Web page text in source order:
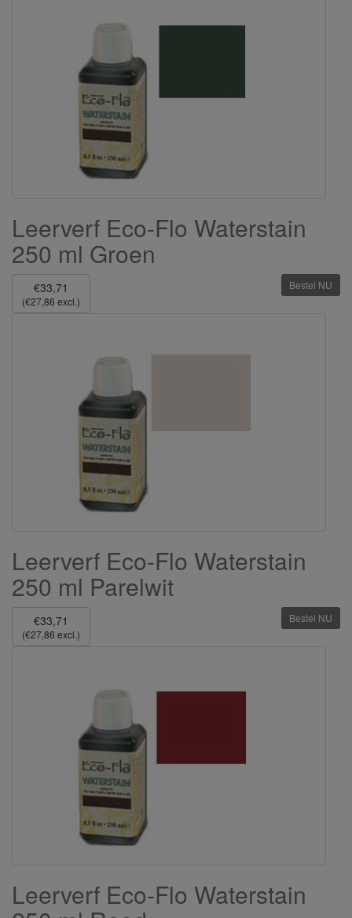
Leerverf Eco-Flo Waterstain
250 ml Groen
€33,71
(€27,86 excl.)
Bestel NU
Leerverf Eco-Flo Waterstain
250 ml Parelwit
€33,71
(€27,86 excl.)
Bestel NU
Leerverf Eco-Flo Waterstain